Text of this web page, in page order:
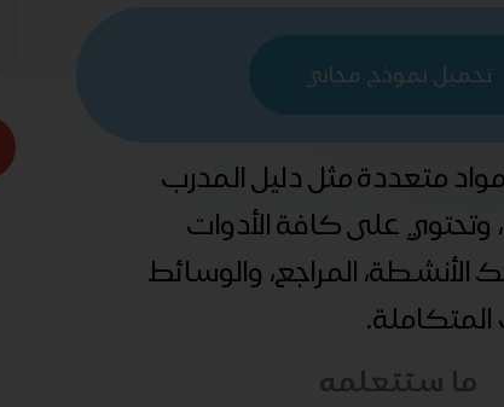
تحميل نموذج مجاني
متعددة مثل دليل المدرب
وتحتوي على كافة الأدوات
الأنشطة، المراجع، والوسائط
المتكاملة.
ما ستتعلمه